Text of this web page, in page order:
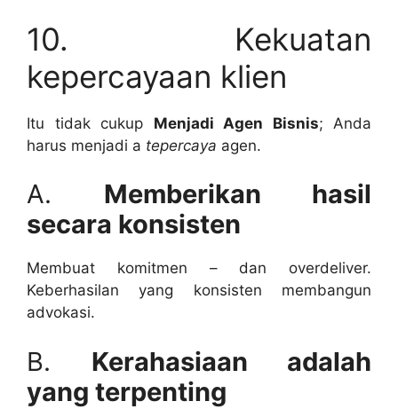
10. Kekuatan
kepercayaan klien
Itu tidak cukup Menjadi Agen Bisnis; Anda
harus menjadi a tepercaya agen.
A. Memberikan hasil
secara konsisten
Membuat komitmen – dan overdeliver.
Keberhasilan yang konsisten membangun
advokasi.
B. Kerahasiaan adalah
yang terpenting